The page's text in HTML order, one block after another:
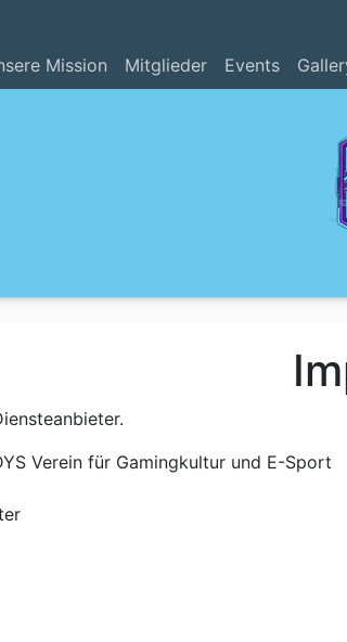
Mission Mitglieder Events
Verein für Gamingkultur und E-Sport